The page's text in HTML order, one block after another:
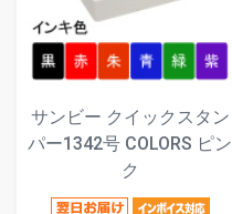
サンビー クイックスタン
パー1342号 COLORS ピン
ク